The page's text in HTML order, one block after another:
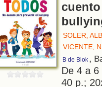
SOLER,
VICENTE,
B de Blok ,
De 4 a
40 p.;